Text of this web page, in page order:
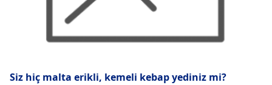
Siz hiç malta erikli, kemeli kebap yediniz mi?